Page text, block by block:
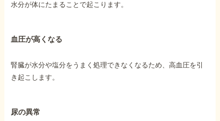
水分が体にたまることで起こります。
血圧が高くなる
腎臓が水分や塩分をうまく処理できなくなるため、高血圧を引
き起こします。
尿の異常